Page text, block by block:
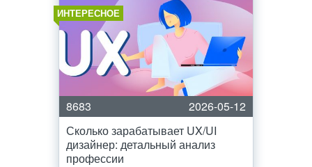
ИНТЕРЕСНОЕ
8683
2026-05-12
Сколько зарабатывает UX/UI
дизайнер: детальный анализ
профессии